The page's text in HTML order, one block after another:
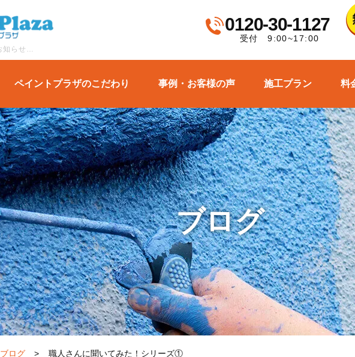
株式会社ペイントプラザからお知らせや塗装に関するコラムなどブログ形式でご紹介します。
0120-30-1127
受付 9:00~17:00
ペイントプラザのこだわり 事例・お客様の声 施工プラン 料
ブログ
ブログ > 職人さんに聞いてみた！シリーズ①